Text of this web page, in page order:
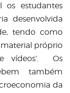
os estudantes
desenvolvida
tendo como
material próprio
vídeos’. Os
também
da